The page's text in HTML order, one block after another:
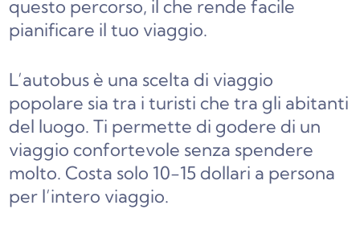
questo percorso, il che rende facile
pianificare il tuo viaggio.
L’autobus è una scelta di viaggio
popolare sia tra i turisti che tra gli abitanti
del luogo. Ti permette di godere di un
viaggio confortevole senza spendere
molto. Costa solo 10-15 dollari a persona
per l’intero viaggio.